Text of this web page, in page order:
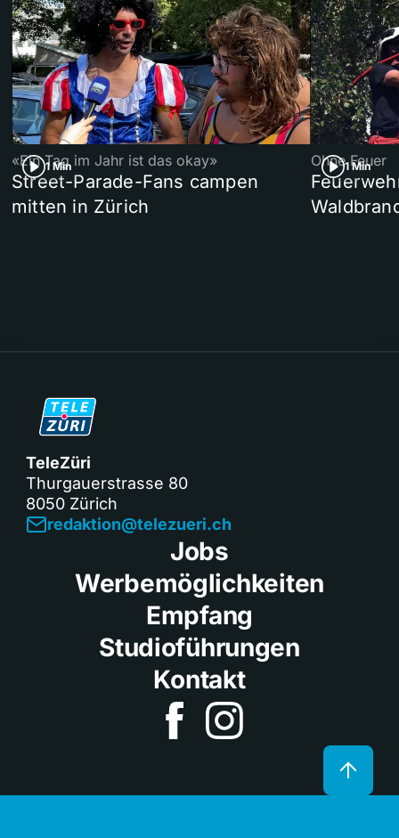
1 Min
«Ein Tag im Jahr ist das okay»
Street-Parade-Fans campen
mitten in Zürich
1 Min
Ohne Feuer
TeleZüri
Thurgauerstrasse 80
8050 Zürich
redaktion@telezueri.ch
Jobs
Werbemöglichkeiten
Empfang
Studioführungen
Kontakt